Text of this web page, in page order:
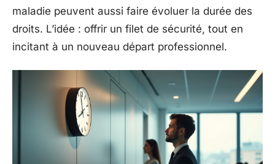
maladie peuvent aussi faire évoluer la durée des
droits. L’idée : offrir un filet de sécurité, tout en
incitant à un nouveau départ professionnel.